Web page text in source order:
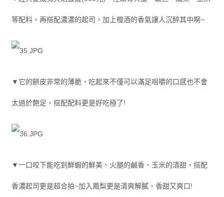
等配料，再搭配濃濃的起司，加上橙酒的香氣讓人沉醉其中啊~
▼它的餅皮非常的薄脆，吃起來不僅可以滿足咀嚼的口感也不會
太過於飽足，搭配配料更是好吃極了!
▼一口咬下能吃到鮮蝦的鮮美、火腿的鹹香、玉米的清甜，搭配
香濃起司更是超合拍~加入鳳梨更是清爽解膩，香甜又爽口!